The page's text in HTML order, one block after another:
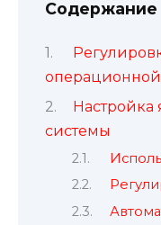
Содержание
операционной
Настройка
системы